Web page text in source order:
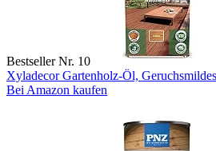
Bestseller Nr. 10
Xyladecor Gartenholz-Öl,
Bei Amazon kaufen